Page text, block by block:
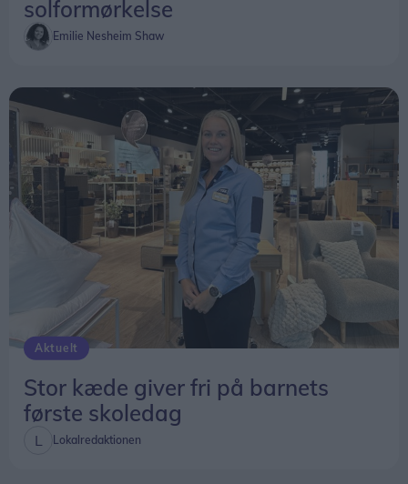
solformørkelse
Emilie Nesheim Shaw
Aktuelt
Stor kæde giver fri på barnets
første skoledag
Lokalredaktionen